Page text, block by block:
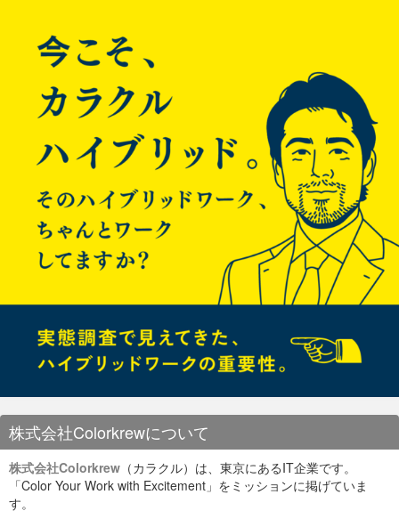
株式会社Colorkrewについて
株式会社Colorkrew （カラクル）は、東京にあるIT企業です。
「Color Your Work with Excitement」をミッションに掲げていま
す。